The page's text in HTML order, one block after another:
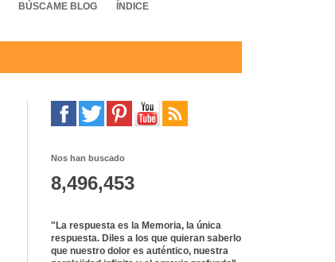
BÚSCAME BLOG ÍNDICE
Nos han buscado
8,496,453
"La respuesta es la Memoria, la única
respuesta. Diles a los que quieran saberlo
que nuestro dolor es auténtico, nuestra